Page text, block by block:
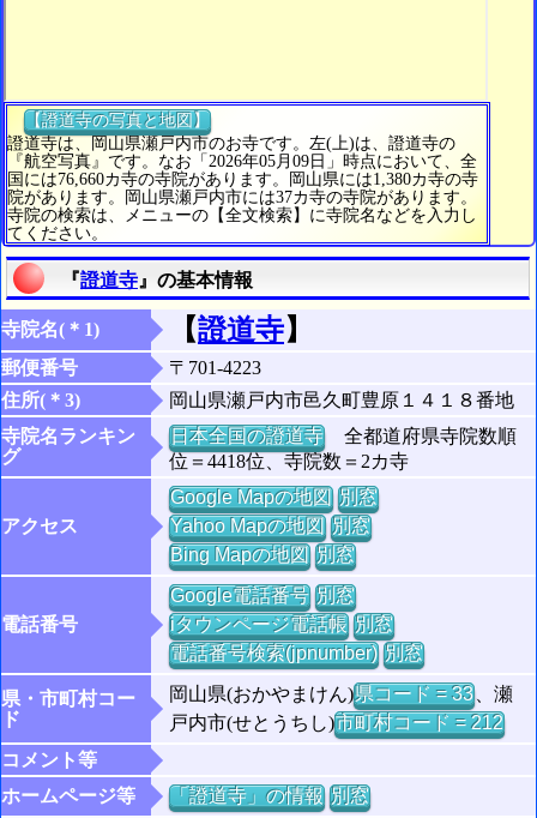
【證道寺の写真と地図】
證道寺は、岡山県瀬戸内市のお寺です。左(上)は、證道寺の
『航空写真』です。なお「2026年05月09日」時点において、全
国には76,660カ寺の寺院があります。岡山県には1,380カ寺の寺
院があります。岡山県瀬戸内市には37カ寺の寺院があります。
寺院の検索は、メニューの【全文検索】に寺院名などを入力し
てください。
『證道寺 』の基本情報
寺院名(＊1) 【證道寺】
郵便番号
〒701-4223
住所(＊3)
岡山県瀬戸内市邑久町豊原１４１８番地
寺院名ランキン
グ
日本全国の證道寺全都道府県寺院数順
位＝4418位、寺院数＝2カ寺
アクセス
Google Mapの地図 別窓
Yahoo Mapの地図 別窓
Bing Mapの地図 別窓
電話番号
Google電話番号 別窓
iタウンページ電話帳 別窓
電話番号検索(jpnumber) 別窓
県・市町村コー
ド
岡山県(おかやまけん)県コード = 33、瀬
戸内市(せとうちし)市町村コード = 212
コメント等
ホームページ等
「證道寺」の情報 別窓